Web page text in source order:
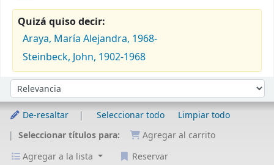
Quizá quiso decir:
Araya, María Alejandra, 1968-
Steinbeck, John, 1902-1968
Ordenar por:
De-resaltar Seleccionar todo
Limpiar todo
Seleccionar títulos para:
Agregar al carrito
Agregar a la lista
Reservar